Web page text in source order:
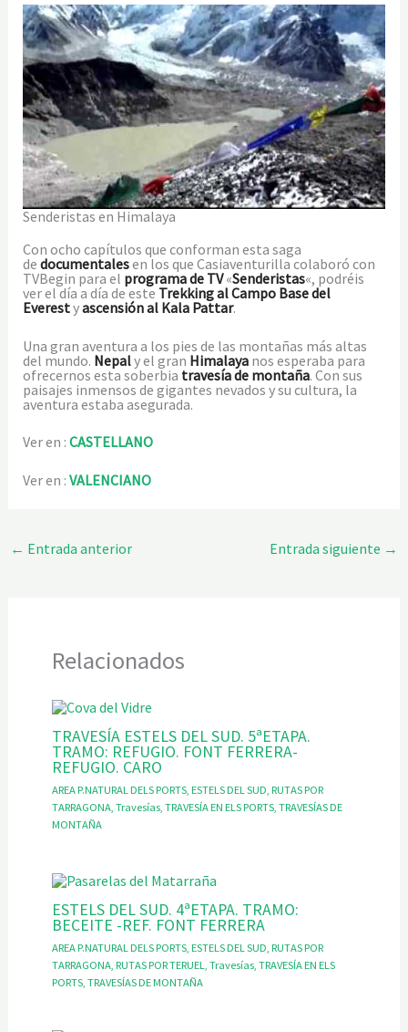
Senderistas en Himalaya
Con ocho capítulos que conforman esta saga
de documentalesen los que Casiaventurilla colaboró con
TVBegin para el programa de TV«Senderistas«, podréis
ver el día a día de este Trekking al Campo Base del
Everestyascensión al Kala Pattar.
Una gran aventura a los pies de las montañas más altas
del mundo. Nepaly el gran Himalayanos esperaba para
ofrecernos esta soberbia travesía de montaña. Con sus
paisajes inmensos de gigantes nevados y su cultura, la
aventura estaba asegurada.
Ver en : CASTELLANO
Ver en : VALENCIANO
← Entrada anterior Entrada siguiente →
Relacionados
TRAVESÍA ESTELS DEL SUD. 5ªETAPA.
TRAMO: REFUGIO. FONT FERRERA-
REFUGIO. CARO
AREA P.NATURAL DELS PORTS, ESTELS DEL SUD, RUTAS POR
TARRAGONA, Travesías, TRAVESÍA EN ELS PORTS, TRAVESÍAS DE
MONTAÑA
ESTELS DEL SUD. 4ªETAPA. TRAMO:
BECEITE -REF. FONT FERRERA
AREA P.NATURAL DELS PORTS, ESTELS DEL SUD RUTAS POR
TARRAGONA, RUTAS POR TERUEL Travesías, TRAVESÍA EN ELS
PORTS, TRAVESÍAS DE MONTAÑA